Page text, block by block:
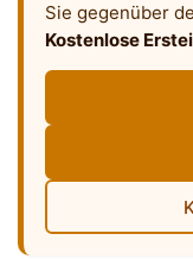
Sie gegenüber
Kostenlose